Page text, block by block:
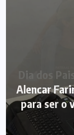
Alencar
para ser o